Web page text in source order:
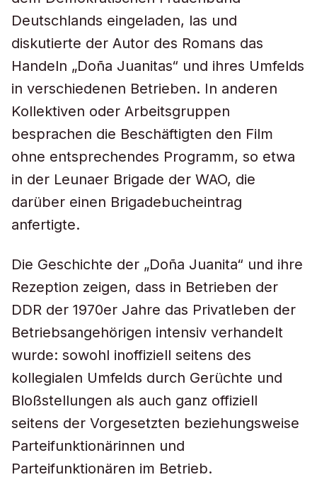
Deutschlands eingeladen, las und
diskutierte der Autor des Romans das
Handeln „Doña Juanitas“ und ihres Umfelds
in verschiedenen Betrieben. In anderen
Kollektiven oder Arbeitsgruppen
besprachen die Beschäftigten den Film
ohne entsprechendes Programm, so etwa
in der Leunaer Brigade der WAO, die
darüber einen Brigadebucheintrag
anfertigte.
Die Geschichte der „Doña Juanita“ und ihre
Rezeption zeigen, dass in Betrieben der
DDR der 1970er Jahre das Privatleben der
Betriebsangehörigen intensiv verhandelt
wurde: sowohl inoffiziell seitens des
kollegialen Umfelds durch Gerüchte und
Bloßstellungen als auch ganz offiziell
seitens der Vorgesetzten beziehungsweise
Parteifunktionärinnen und
Parteifunktionären im Betrieb.